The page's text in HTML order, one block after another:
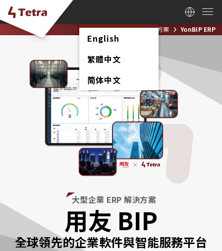
English
繁體中文
简体中文
首頁 解決方案 YonBIP ERP
大型企業 ERP 解決方案
用友 BIP
全球領先的企業軟件與智能服務平台